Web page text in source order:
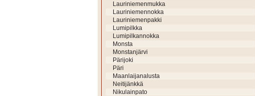
Lauriniemenmukka
Lauriniemennokka
Lauriniemenpakki
Lumipilkka
Lumipilkannokka
Monsta
Monstanjärvi
Pärijoki
Päri
Maanlaijanalusta
Neitijänkkä
Nikulainpato